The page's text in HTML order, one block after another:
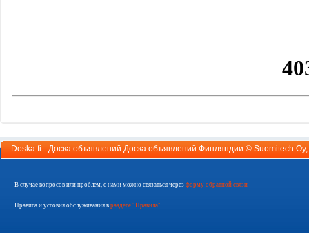
Doska.fi - Доска объявлений Доска объявлений Финляндии © Suomitech Oy
В случае вопросов или проблем, с нами можно связаться через форму обратной связи
Правила и условия обслуживания в разделе "Правила"